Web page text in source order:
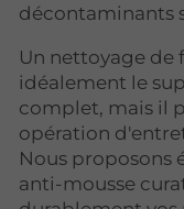
décontaminants
Un nettoyage de
idéalement le
complet, mais il
opération
Nous proposons
anti-mousse